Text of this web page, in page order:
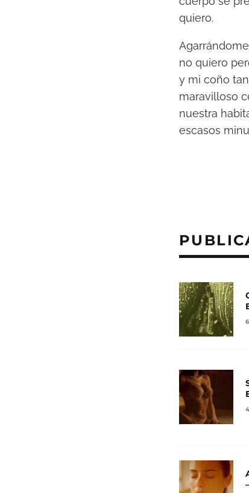
quiero.
no quiero
y mi coño
maravilloso
nuestra
escasos